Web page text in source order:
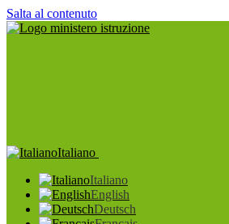
Salta al contenuto
Italiano
Italiano
English
Deutsch